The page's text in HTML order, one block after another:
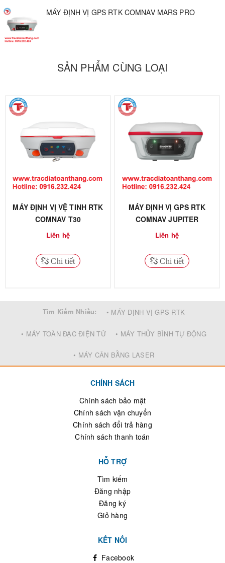
MÁY ĐỊNH VỊ GPS RTK COMNAV MARS PRO
SẢN PHẨM CÙNG LOẠI
MÁY ĐỊNH VỊ VỆ TINH RTK
COMNAV T30
Liên hệ
Chi tiết
MÁY ĐỊNH VỊ GPS RTK
COMNAV JUPITER
Liên hệ
Chi tiết
Tìm Kiếm Nhiều: • MÁY ĐỊNH VỊ GPS RTK
• MÁY TOÀN ĐẠC ĐIỆN TỬ • MÁY THỦY BÌNH TỰ ĐỘNG
• MÁY CÂN BẰNG LASER
CHÍNH SÁCH
Chính sách bảo mật
Chính sách vận chuyển
Chính sách đổi trả hàng
Chính sách thanh toán
HỖ TRỢ
Tìm kiếm
Đăng nhập
Đăng ký
Giỏ hàng
KẾT NỐI
Facebook